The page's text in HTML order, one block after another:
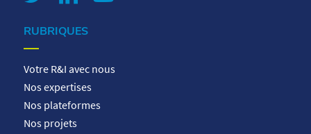
RUBRIQUES
Votre R&I avec nous
Nos expertises
Nos plateformes
Nos projets